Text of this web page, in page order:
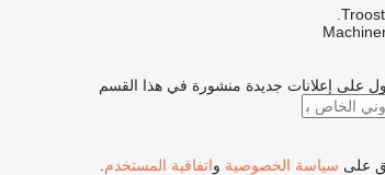
على إعلانات جديدة منشورة في هذا القسم
على سياسة الخصوصية واتفاقية المستخدم